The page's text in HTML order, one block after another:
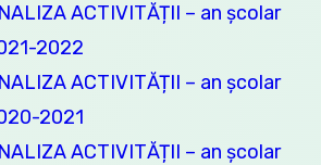
ACTIVITĂȚII – an școlar
2022
ACTIVITĂȚII – an școlar
2021
ACTIVITĂȚII – an școlar